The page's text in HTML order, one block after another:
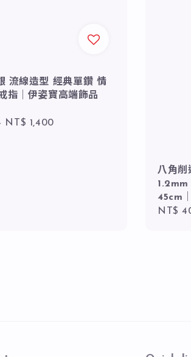
流線造型 經典單鑽 情
指｜伊姿寶高端飾品
NT$ 1,400
八角削
45cm
NT$